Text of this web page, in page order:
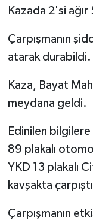
Kazada 2'si ağır
Çarpışmanın
atarak durabildi.
Kaza, Bayat
meydana geldi.
Edinilen
89 plakalı
YKD 13 plakalı
kavşakta
Çarpışmanın